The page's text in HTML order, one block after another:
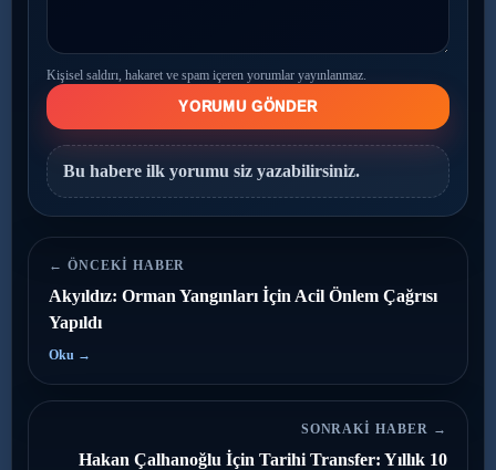
Kişisel saldırı, hakaret ve spam içeren yorumlar yayınlanmaz.
YORUMU GÖNDER
Bu habere ilk yorumu siz yazabilirsiniz.
← ÖNCEKI HABER
Akyıldız: Orman Yangınları İçin Acil Önlem Çağrısı
Yapıldı
Oku →
SONRAKI HABER →
Hakan Çalhanoğlu İçin Tarihi Transfer: Yıllık 10